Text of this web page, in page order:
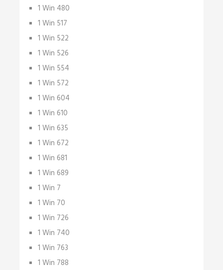
1 Win 480
1 Win 517
1 Win 522
1 Win 526
1 Win 554
1 Win 572
1 Win 604
1 Win 610
1 Win 635
1 Win 672
1 Win 681
1 Win 689
1 Win 7
1 Win 70
1 Win 726
1 Win 740
1 Win 763
1 Win 788